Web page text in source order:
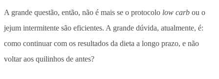
A grande questão, então, não é mais se o protocolo low carb ou o
jejum intermitente são eficientes. A grande dúvida, atualmente, é:
como continuar com os resultados da dieta a longo prazo, e não
voltar aos quilinhos de antes?